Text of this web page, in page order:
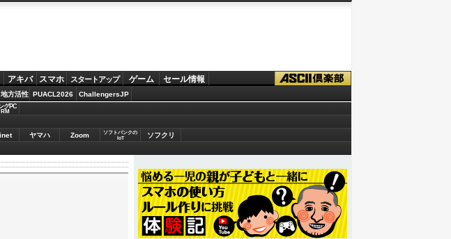
アキバ スマホ スタートアップ ゲーム セール情報
地方活性 PUACL2026 ChallengersJP
グPC
ヤマハ Zoom
ソフトバンクの
IoT
ソフクリ